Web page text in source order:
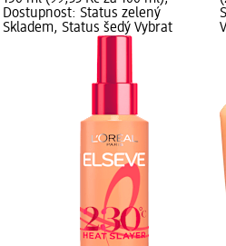
Dostupnost: Status zelený
Skladem, Status šedý Vybrat